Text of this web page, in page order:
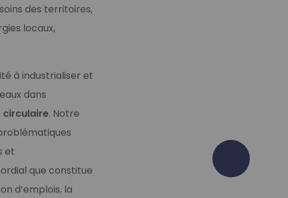
des territoires,
locaux,
à industrialiser et
dans
circulaire. Notre
et
que constitue
d’emplois, la